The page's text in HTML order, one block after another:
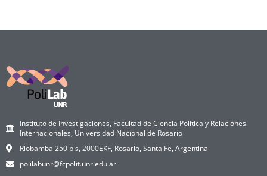
Instituto de Investigaciones, Facultad de Ciencia Política y Relaciones
Internacionales, Universidad Nacional de Rosario
Riobamba 250 bis, 2000EKF, Rosario, Santa Fe, Argentina
polilabunr@fcpolit.unr.edu.ar